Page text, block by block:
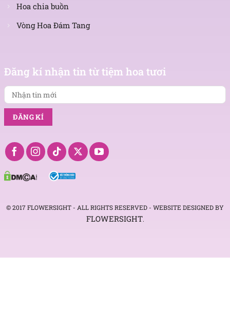
Hoa chia buồn
Vòng Hoa Đám Tang
Đăng kí nhận tin từ tiệm hoa tươi
tin
mới
© 2017 FLOWERSIGHT - ALL RIGHTS RESERVED - WEBSITE DESIGNED BY
FLOWERSIGHT.